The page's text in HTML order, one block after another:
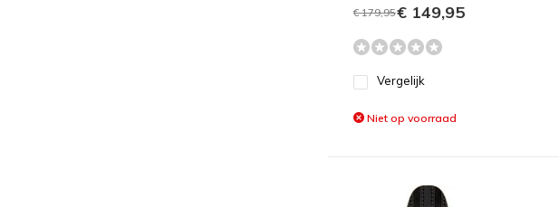
€ 179,95€ 149,95
Vergelijk
Niet op voorraad